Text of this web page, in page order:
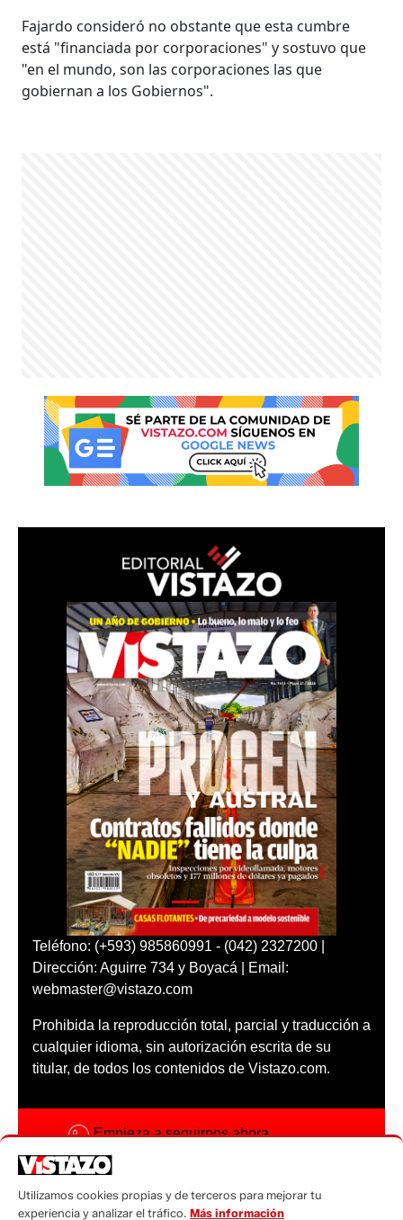
Fajardo consideró no obstante que esta cumbre
está "financiada por corporaciones" y sostuvo que
"en el mundo, son las corporaciones las que
gobiernan a los Gobiernos".
Teléfono: (+593) 985860991 - (042) 2327200 |
Dirección: Aguirre 734 y Boyacá | Email:
webmaster@vistazo.com
Prohibida la reproducción total, parcial y traducción a
cualquier idioma, sin autorización escrita de su
titular, de todos los contenidos de Vistazo.com.
Empieza a seguirnos ahora
Código ética
Utilizamos cookies propias y de terceros para mejorar tu
experiencia y analizar el tráfico. Más información